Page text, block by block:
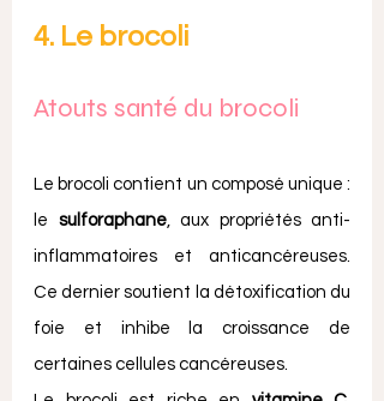
4. Le brocoli
Atouts santé du brocoli
Le brocoli contient un composé unique :
le sulforaphane, aux propriétés anti-
inflammatoires et anticancéreuses.
Ce dernier soutient la détoxification du
foie et inhibe la croissance de
certaines cellules cancéreuses.